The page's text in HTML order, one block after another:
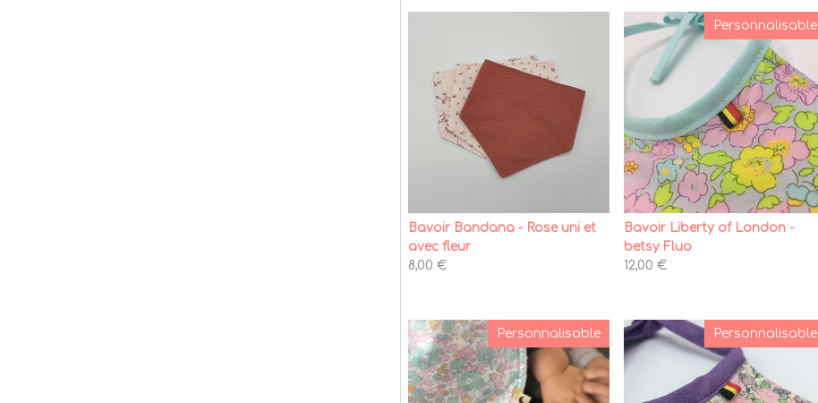
Bavoir Bandana - Rose uni et
avec fleur
8,00 €
Personnalisable
Bavoir Liberty of London -
betsy Fluo
12,00 €
Personnalisable Personnalisable